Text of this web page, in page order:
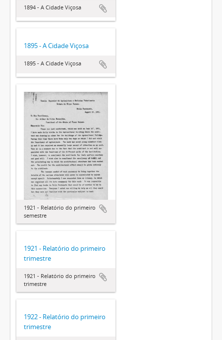
1894 - A Cidade Viçosa
1895 - A Cidade Viçosa
1895 - A Cidade Viçosa
1921 - Relatório do primeiro
semestre
1921 - Relatório do primeiro
trimestre
1921 - Relatório do primeiro
trimestre
1922 - Relatório do primeiro
trimestre